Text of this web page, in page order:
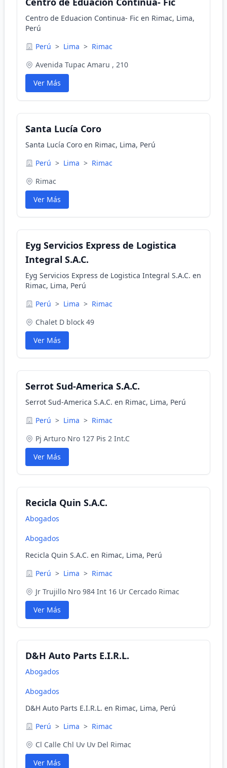
Centro de Eduacion Continua- Fic en Rimac, Lima,
Perú
Perú > Lima > Rimac
Avenida Tupac Amaru , 210
Ver Más
Santa Lucía Coro
Santa Lucía Coro en Rimac, Lima, Perú
Perú > Lima > Rimac
Rimac
Ver Más
Eyg Servicios Express de Logistica
Integral S.A.C.
Eyg Servicios Express de Logistica Integral S.A.C. en
Rimac, Lima, Perú
Perú > Lima > Rimac
Chalet D block 49
Ver Más
Serrot Sud-America S.A.C.
Serrot Sud-America S.A.C. en Rimac, Lima, Perú
Perú > Lima > Rimac
Pj Arturo Nro 127 Pis 2 Int.C
Ver Más
Recicla Quin S.A.C.
Abogados
Abogados
Recicla Quin S.A.C. en Rimac, Lima, Perú
Perú > Lima > Rimac
Jr Trujillo Nro 984 Int 16 Ur Cercado Rimac
Ver Más
D&H Auto Parts E.I.R.L.
Abogados
Abogados
D&H Auto Parts E.I.R.L. en Rimac, Lima, Perú
Perú > Lima > Rimac
Cl Calle Chl Uv Uv Del Rimac
Ver Más